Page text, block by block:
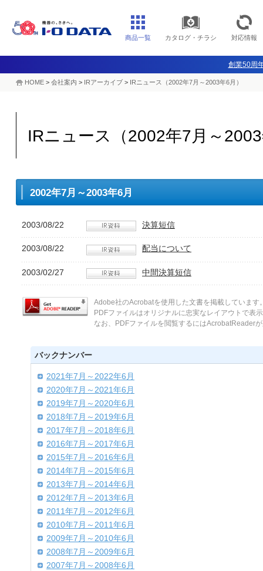
商品一覧 カタログ・チラシ 対応情報
創業50周
HOME > 会社案内 > IRアーカイブ > IRニュース（2002年7月～2003年6月）
IRニュース（2002年7月～
2002年7月～2003年6月
2003/08/22 決算短信
2003/08/22 配当について
2003/02/27 中間決算短信
Adobe社のAcrobatを使用した文書を掲載しています
PDFファイルはオリジナルに忠実なレイアウトで表
なお、PDFファイルを閲覧するにはAcrobatReader
バックナンバー
2021年7月～2022年6月
2020年7月～2021年6月
2019年7月～2020年6月
2018年7月～2019年6月
2017年7月～2018年6月
2016年7月～2017年6月
2015年7月～2016年6月
2014年7月～2015年6月
2013年7月～2014年6月
2012年7月～2013年6月
2011年7月～2012年6月
2010年7月～2011年6月
2009年7月～2010年6月
2008年7月～2009年6月
2007年7月～2008年6月